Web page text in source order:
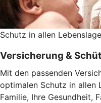
Schutz in allen
Versicherung &
Mit den passenden
optimalen Schutz in allen
Familie, Ihre Gesundheit,